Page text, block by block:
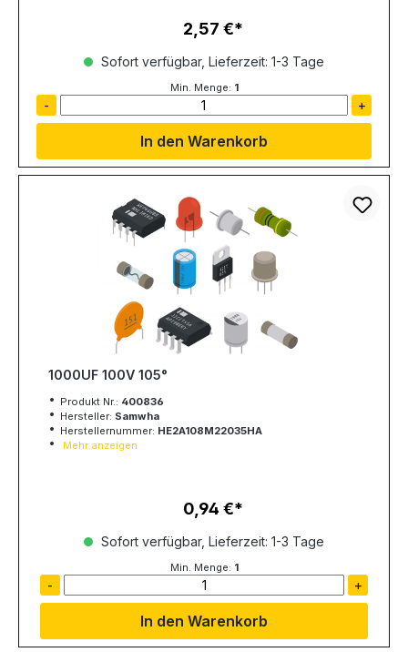
Regulärer Preis:
2,57 €
Sofort verfügbar, Lieferzeit: 1-3 Tage
Min. Menge: 1
- +
In den Warenkorb
1000UF 100V 105°
Produkt Nr.: 400836
Hersteller: Samwha
Herstellernummer: HE2A108M22035HA
Mehr anzeigen
Regulärer Preis:
0,94 €
Sofort verfügbar, Lieferzeit: 1-3 Tage
Min. Menge: 1
- +
In den Warenkorb